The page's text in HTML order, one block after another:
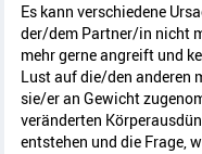
Es kann verschiedene
der/dem Partner/in nicht
mehr gerne angreift und
Lust auf die/den anderen
sie/er an Gewicht
veränderten
entstehen und die Frage,